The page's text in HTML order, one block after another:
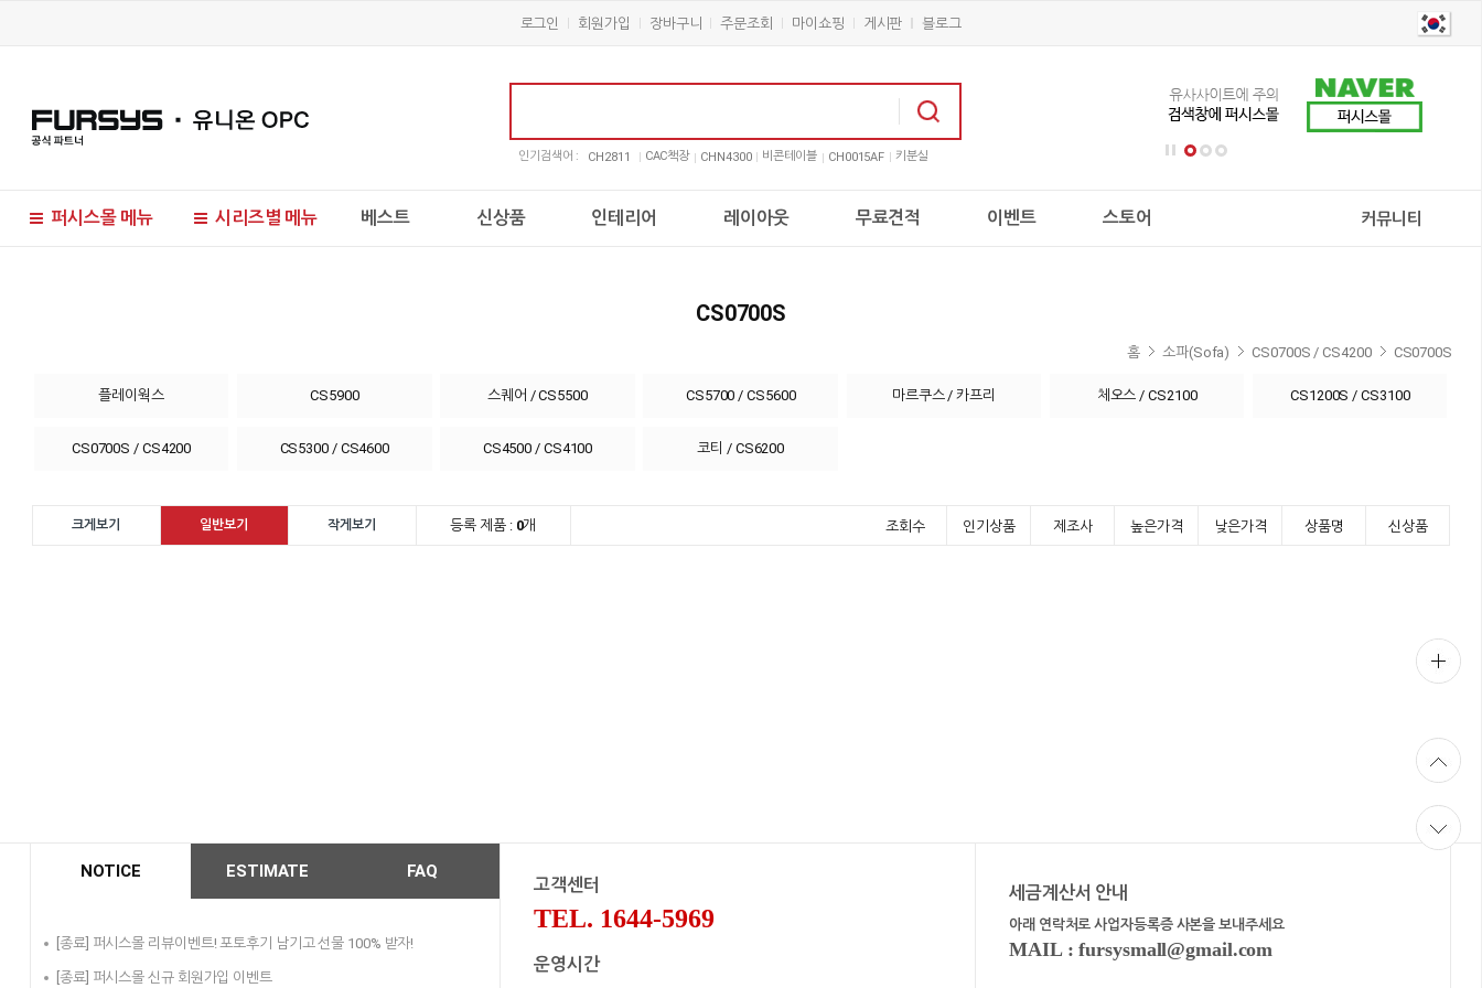
로그인 회원가입 장바구니 주문조회 마이쇼핑 게시판 블로그
인기검색어 : CH2811 CAC책장 CHN4300 비콘테이블 CH0015AF 키분실
퍼시스몰 메뉴 시리즈별 메뉴 베스트 신상품 인테리어 레이아웃 무료견적 이벤트 스토어 커뮤니티
CS0700S
홈 소파(Sofa) CS0700S / CS4200 CS0700S
플레이웍스 CS5900 스퀘어 / CS5500 CS5700 / CS5600 마르쿠스 / 카프리 체오스 / CS2100 CS1200S / CS3100
CS0700S / CS4200 CS5300 / CS4600 CS4500 / CS4100 코티 / CS6200
크게보기 일반보기 작게보기 등록 제품 : 0개 신상품
상품명
낮은가격
높은가격
제조사
인기상품
조회수
NOTICE ESTIMATE FAQ
[종료] 퍼시스몰 리뷰이벤트! 포토후기 남기고 선물 100% 받자!
[종료] 퍼시스몰 신규 회원가입 이벤트
고객센터
TEL. 1644-5969
운영시간
세금계산서 안내
아래 연락처로 사업자등록증 사본을 보내주세요
MAIL : fursysmall@gmail.com